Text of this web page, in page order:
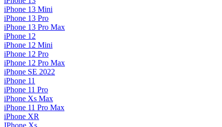
iPhone 13 Mini
iPhone 13 Pro
iPhone 13 Pro Max
iPhone 12
iPhone 12 Mini
iPhone 12 Pro
iPhone 12 Pro Max
iPhone SE 2022
iPhone 11
iPhone 11 Pro
iPhone Xs Max
iPhone 11 Pro Max
iPhone XR
IPhone Xs